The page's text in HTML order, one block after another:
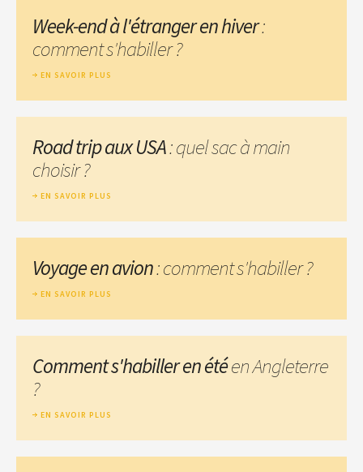
Week-end à l'étranger en hiver:
comment s'habiller ?
EN SAVOIR PLUS
Road trip aux USA: quel sac à main
choisir ?
EN SAVOIR PLUS
Voyage en avion: comment s'habiller ?
EN SAVOIR PLUS
Comment s'habiller en étéen Angleterre
?
EN SAVOIR PLUS